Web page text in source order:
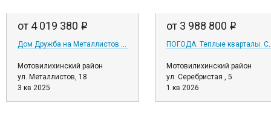
от 4 019 380 i
Дом Дружба на Металлистов 18
Мотовилихинский район
ул. Металлистов, 18
3 кв 2025
от 3 988 800 i
ПОГОДА.
Мотовилихинский район
ул. Серебристая , 5
1 кв 2026